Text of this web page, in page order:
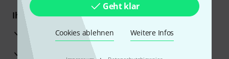
Geht klar
Cookies ablehnen Weitere Infos
Ihre Vorteile
3 Jahre Thomann Garantie
30 Tage Money-Back-Garantie